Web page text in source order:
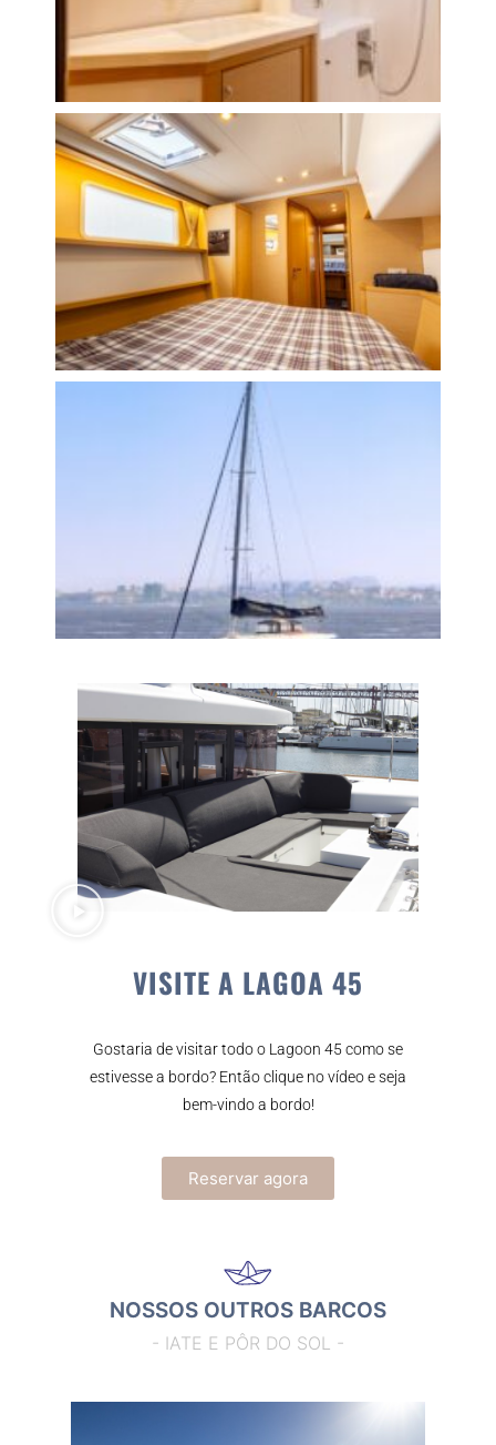
VISITE A LAGOA 45
Gostaria de visitar todo o Lagoon 45 como se
estivesse a bordo? Então clique no vídeo e seja
bem-vindo a bordo!
Reservar agora
NOSSOS OUTROS BARCOS
- IATE E PÔR DO SOL -